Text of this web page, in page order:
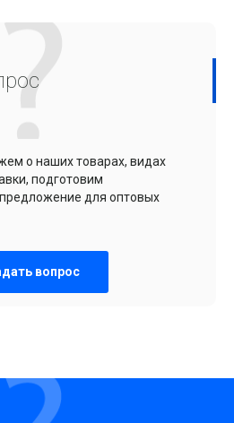
о наших товарах, видах
подготовим
для оптовых
вопрос